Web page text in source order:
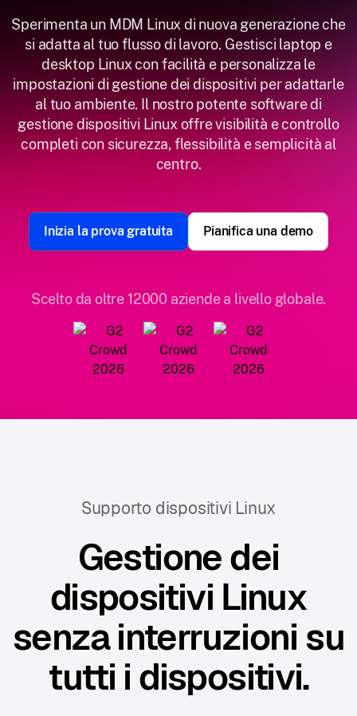
Sperimenta un MDM Linux di nuova generazione che
si adatta al tuo flusso di lavoro. Gestisci laptop e
desktop Linux con facilità e personalizza le
impostazioni di gestione dei dispositivi per adattarle
al tuo ambiente. Il nostro potente software di
gestione dispositivi Linux offre visibilità e controllo
completi con sicurezza, flessibilità e semplicità al
centro.
Inizia la prova gratuita Pianifica una demo
Scelto da oltre 12000 aziende a livello globale.
Supporto dispositivi Linux
Gestione dei
dispositivi Linux
senza interruzioni su
tutti i dispositivi.